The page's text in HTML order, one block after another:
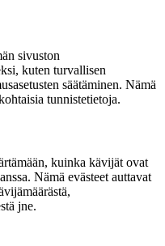
sivuston
kuten turvallisen
säätäminen. Nämä
tunnistetietoja.
kuinka kävijät ovat
Nämä evästeet auttavat
jne.